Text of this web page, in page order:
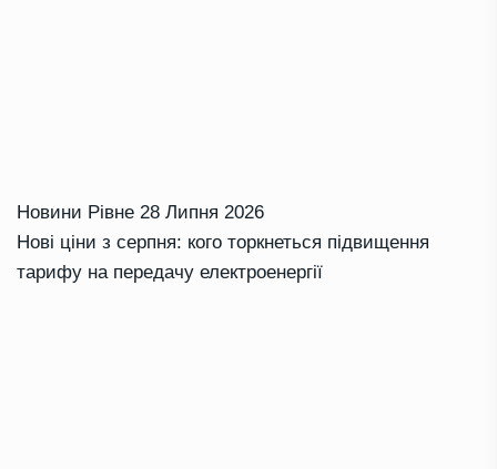
Новини Рівне 28 Липня 2026
Нові ціни з серпня: кого торкнеться підвищення
тарифу на передачу електроенергії